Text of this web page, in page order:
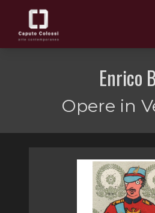
ARTISTI E OPERE
Enrico
Opere in